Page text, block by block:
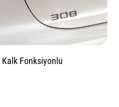
Fonksiyonlu